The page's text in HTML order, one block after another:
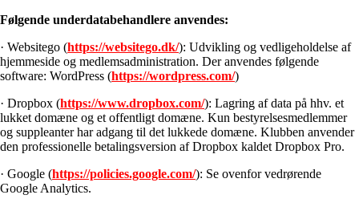
Følgende underdatabehandlere anvendes:
· Websitego (https://websitego.dk/): Udvikling og vedligeholdelse af
hjemmeside og medlemsadministration. Der anvendes følgende
software: WordPress (https://wordpress.com/)
· Dropbox (https://www.dropbox.com/): Lagring af data på hhv. et
lukket domæne og et offentligt domæne. Kun bestyrelsesmedlemmer
og suppleanter har adgang til det lukkede domæne. Klubben anvender
den professionelle betalingsversion af Dropbox kaldet Dropbox Pro.
· Google (https://policies.google.com/): Se ovenfor vedrørende
Google Analytics.